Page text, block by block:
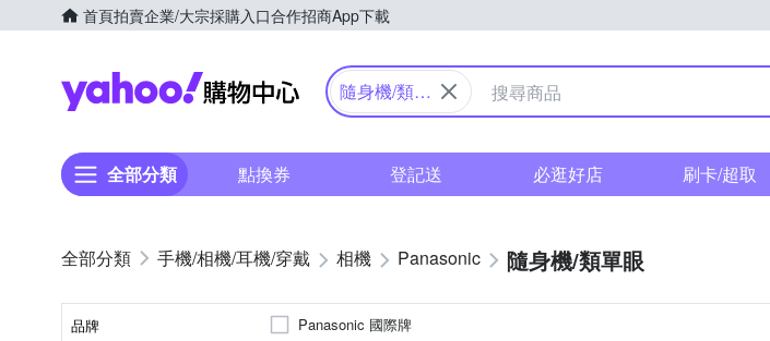
首頁拍賣企業/大宗採購入口合作招商App下載
Yahoo購物中心
隨身機/類單
全部分類 點換券 登記送 必逛好店 刷卡/超取
手機/相機/耳機/穿戴 相機 Panasonic 隨身機/類單眼
品牌 Panasonic 國際牌